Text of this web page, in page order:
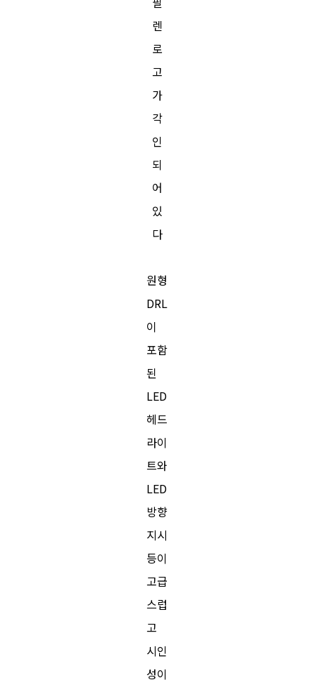
렌
로
고
가
각
인
되
어
있
다
원형
DRL
이
포함
된
LED
헤드
라이
트와
LED
방향
지시
등이
고급
스럽
고
시인
성이